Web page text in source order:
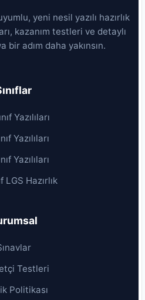
yeni nesil yazılı hazırlık
kazanım testleri ve detaylı
bir adım daha yakınsın.
Yazılıları
Yazılıları
Yazılıları
LGS Hazırlık
Testleri
Politikası